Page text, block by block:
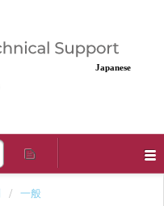
Japanese
一般